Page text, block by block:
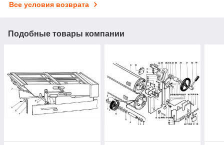
Все условия возврата
Подобные товары компании